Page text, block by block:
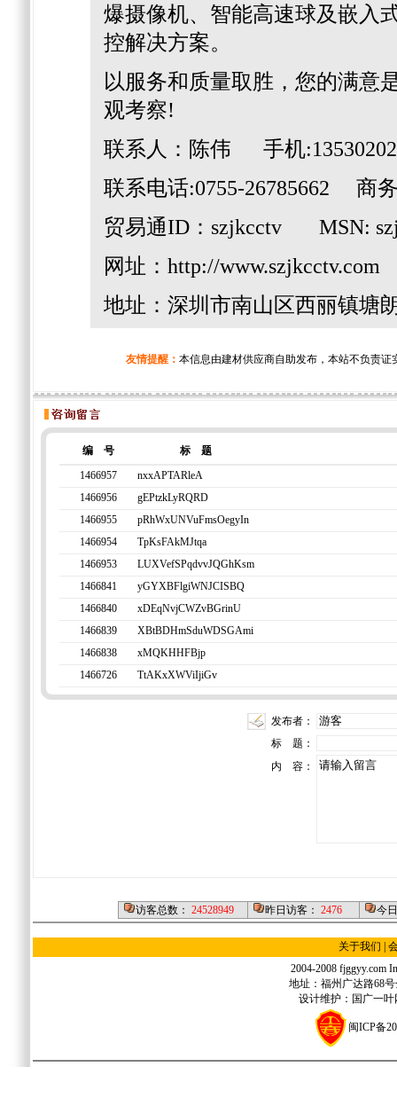
爆摄像机、智能高速球及嵌入
控解决方案。
以服务和质量取胜，您的满意
观考察!
联系人：陈伟 手机
联系电话:0755-26785662 商务
贸易通ID：szjkcctv MSN:
网址： http://www.szjkcctv.com
地址：深圳市南山区西丽镇塘
友情提醒： 本信息由建材供应商自助发布，本站不负责
编 号
标 题
1466957
nxxAPTARleA
1466956
gEPtzkLyRQRD
1466955
pRhWxUNVuFmsOegyIn
1466954
TpKsFAkMJtqa
1466953
LUXVefSPqdvvJQGhKsm
1466841
yGYXBFlgiWNJCISBQ
1466840
xDEqNvjCWZvBGrinU
1466839
XBtBDHmSduWDSGAmi
1466838
xMQKHHFBjp
1466726
TtAKxXWViIjiGv
发布者：
标 题：
内 容：
访客总数： 24528949 昨日访客： 2476 今
关于我们
2004-2008 fjggyy.com
地址：福州广达路68
设计维护：国广一叶
闽ICP备